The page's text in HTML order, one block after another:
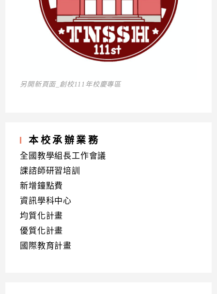
另開新頁面_創校111年校慶專區
本校承辦業務
全國教學組長工作會議
課諮師研習培訓
新增鐘點費
資訊學科中心
均質化計畫
優質化計畫
國際教育計畫